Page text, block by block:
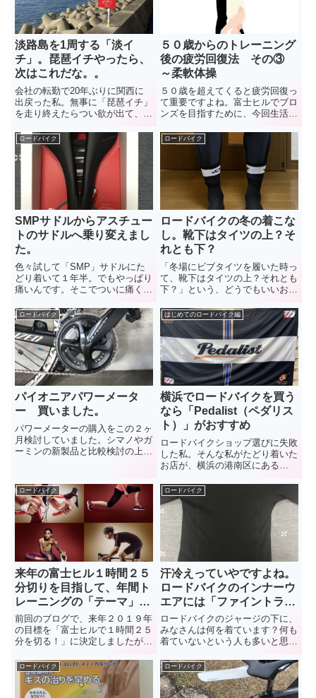
淡路島を1周する「淡イ
チ」。琵琶イチやったら、
次はこれだな。。
会社の転勤で20年ぶりに関西に
出戻った私。無事に「琵琶イチ」
を走り終えたらつい欲が出て、つ
ジ。どのくらいの時間で走れる
の？強度は？注意するポイント
は？などなど、書いてみたいと思
５０歳からのトレーニング
後の疲労回復法 その③
～柔軟体操
５０歳を超えてくると疲労回復っ
て重要ですよね。富士ヒルでブロ
ンズを目指すために、今回生活を
らの疲労回復法。前々回の「アミ
ノ酸の摂取」、前回の「お風呂」
に続く第３弾。今日のテーマは柔
軟体操（ストレッチ）です。
ロードバイク
SMPサドルからアスチュー
トのサドルへ乗り変えまし
た。
色々試して「SMP」サドルにた
どり着いて１年半。でもやっぱり
痛いんです。そこでついに痛くな
ト」に手を出してしまいました。
私が購入したのは、「アスチュー
ト」の「SKYLINE VT 3.0
PILARGA（スカイライン VT 3.0
ピラルガ）」という幅広モデル。
インプレしてみます。
ロードバイク
ロードバイクの冬の着こな
し。靴下はタイツの上？そ
れとも下？
「冬場にビブタイツを履いた時っ
て、靴下はタイツの上？それとも
下？」という、どうでもいいお
ときに、速いメンバー全員が「靴
下はタイツの上」派。空気抵抗で
も減るのかしら？？
ロードバイク
パイオニアパワーメータ
ー 買いました。
パワーメーターの購入をこの２ヶ
月検討していました。シマノやガ
ーミンの新製品と比較検討の上、
シマノ、ガーミン、パイオニアそ
れぞれのパワーメーターの良い
点、残念な点をおさらいし、私が
最終的にパイオニアにした理由を
お話します。
はじめてのロードバイク編
横浜でロードバイクを買う
なら「Pedalist（ペダリス
ト）」がおすすめ
ロードバイクショップ選びに失敗
した私。そんな私がたどり着いた
お店が、横浜の港南区にある
のショップ、他のロードバイクの
ショップとは一味も二味も違いま
す。
ロードバイク
来年の富士ヒル１時間２５
分切りを目指して、年間ト
レーニングの「テーマ」を
決めてみる！
前回のブログで、来年２０１９年
の目標を「富士ヒルで１時間２５
分を切る！」に決定しましたが、
年の年間トレーニングの「テー
マ」を決めてみようと思います。
ロードバイク
汗冷えっていやですよね。
ロードバイクのインナーウ
エアには「ファイントラッ
ク」がおすすめです。
ロードバイクのジャージの下に、
みなさんは何を着ています？何も
着ていないという人も多いと思い
ク」という会社のベースレイヤー
「スキンメッシュ®」を着ていま
す。実はこの商品、登山業界では
ロードバイク ロードバイク